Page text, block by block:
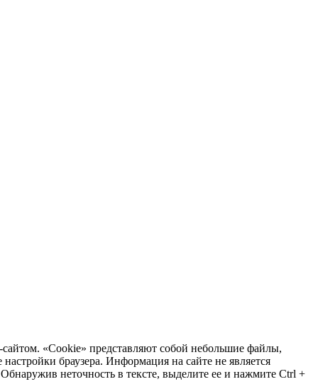
«Cookie» представляют собой небольшие файлы,
браузера. Информация на сайте не является
неточность в тексте, выделите ее и нажмите Ctrl +